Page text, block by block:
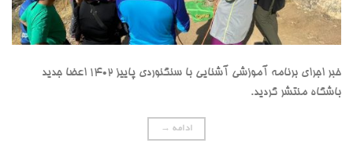
خبر اجرای برنامه آموزشی آشنایی با سنگنوردی پاییز 1402 اعضا جدید
باشگاه منتشر گردید.
ادامه →